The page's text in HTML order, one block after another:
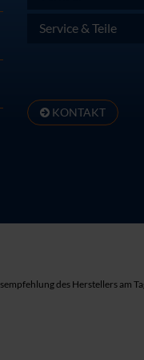
Service & Teile
KONTAKT
des Herstellers am